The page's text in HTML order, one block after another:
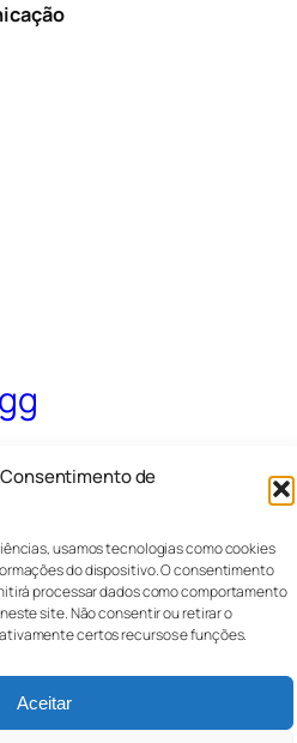
de
usamos tecnologias como cookies
do dispositivo. O consentimento
processar dados como comportamento
site. Não consentir ou retirar o
certos recursos e funções.
Aceitar
Ativa
Eventos
Loja
Padrões
Temas